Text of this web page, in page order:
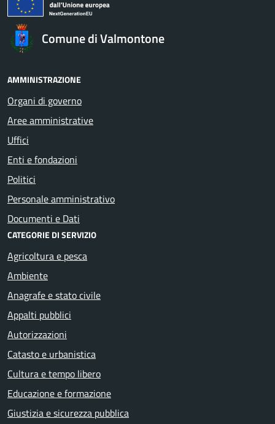
Comune di Valmontone
AMMINISTRAZIONE
Organi di governo
Aree amministrative
Uffici
Enti e fondazioni
Politici
Personale amministrativo
Documenti e Dati
CATEGORIE DI SERVIZIO
Agricoltura e pesca
Ambiente
Anagrafe e stato civile
Appalti pubblici
Autorizzazioni
Catasto e urbanistica
Cultura e tempo libero
Educazione e formazione
Giustizia e sicurezza pubblica